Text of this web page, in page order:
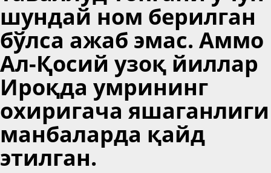
шундай ном берилган
бўлса ажаб эмас. Аммо
Ал-Қосий узоқ йиллар
Ироқда умрининг
охиригача яшаганлиги
манбаларда қайд
этилган.